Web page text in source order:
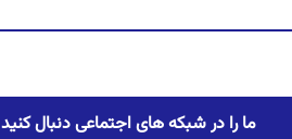
ما را در شبکه های اجتماعی دنبال کنید